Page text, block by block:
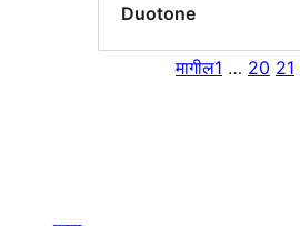
Duotone
मागील1 … 20 21